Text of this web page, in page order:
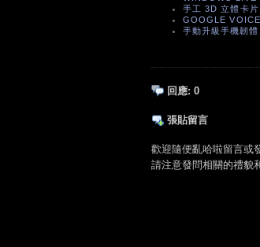
手工 3D 立體卡片
GOOGLE
手動升級手機韌
回應: 0
張貼留言
歡迎隨便亂哈啦留言或
請注意發問相關的禮貌